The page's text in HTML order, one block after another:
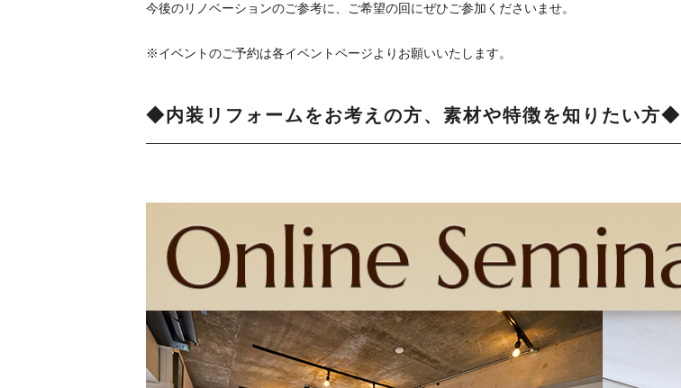
今後のリノベーションのご参考に、ご希望の回にぜひご参加くださいませ。
※イベントのご予約は各イベントページよりお願いいたします。
◆内装リフォームをお考えの方、素材や特徴を知りたい方◆